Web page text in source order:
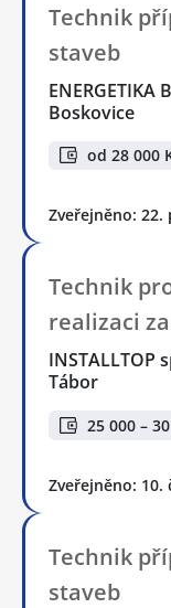
Technik
staveb
ENERGETIKA
Boskovice
od 28 000
Zveřejněno: 22.
Technik
realizaci
INSTALLTOP
Tábor
25 000 –
Zveřejněno: 10.
Technik
staveb